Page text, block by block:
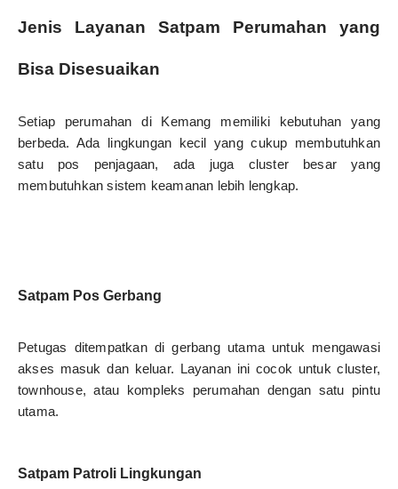
Jenis Layanan Satpam Perumahan yang
Bisa Disesuaikan
Setiap perumahan di Kemang memiliki kebutuhan yang
berbeda. Ada lingkungan kecil yang cukup membutuhkan
satu pos penjagaan, ada juga cluster besar yang
membutuhkan sistem keamanan lebih lengkap.
Satpam Pos Gerbang
Petugas ditempatkan di gerbang utama untuk mengawasi
akses masuk dan keluar. Layanan ini cocok untuk cluster,
townhouse, atau kompleks perumahan dengan satu pintu
utama.
Satpam Patroli Lingkungan